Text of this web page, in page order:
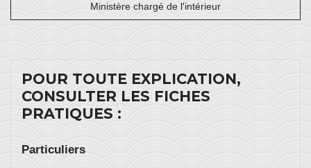
Ministère chargé de l'intérieur
POUR TOUTE EXPLICATION,
CONSULTER LES FICHES
PRATIQUES :
Particuliers